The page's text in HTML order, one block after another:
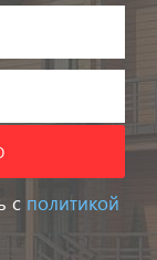
с политикой